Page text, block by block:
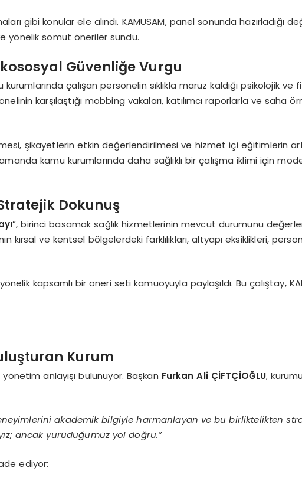
gibi konular ele alındı. KAMUSAM, panel sonunda hazırladığı
yönelik somut öneriler sundu.
Güvenliğe Vurgu
kurumlarında çalışan personelin sıklıkla maruz kaldığı psikolojik ve
karşılaştığı mobbing vakaları, katılımcı raporlarla ve saha
şikayetlerin etkin değerlendirilmesi ve hizmet içi eğitimlerin
kamu kurumlarında daha sağlıklı bir çalışma iklimi için
Dokunuş
”, birinci basamak sağlık hizmetlerinin mevcut durumunu
kırsal ve kentsel bölgelerdeki farklılıkları, altyapı eksiklikleri,
kapsamlı bir öneri seti kamuoyuyla paylaşıldı. Bu çalıştay,
Kurum
yönetim anlayışı bulunuyor. Başkan Furkan Ali ÇİFTÇİOĞLU,
akademik bilgiyle harmanlayan ve bu birliktelikten
ancak yürüdüğümüz yol doğru.”
ediyor: